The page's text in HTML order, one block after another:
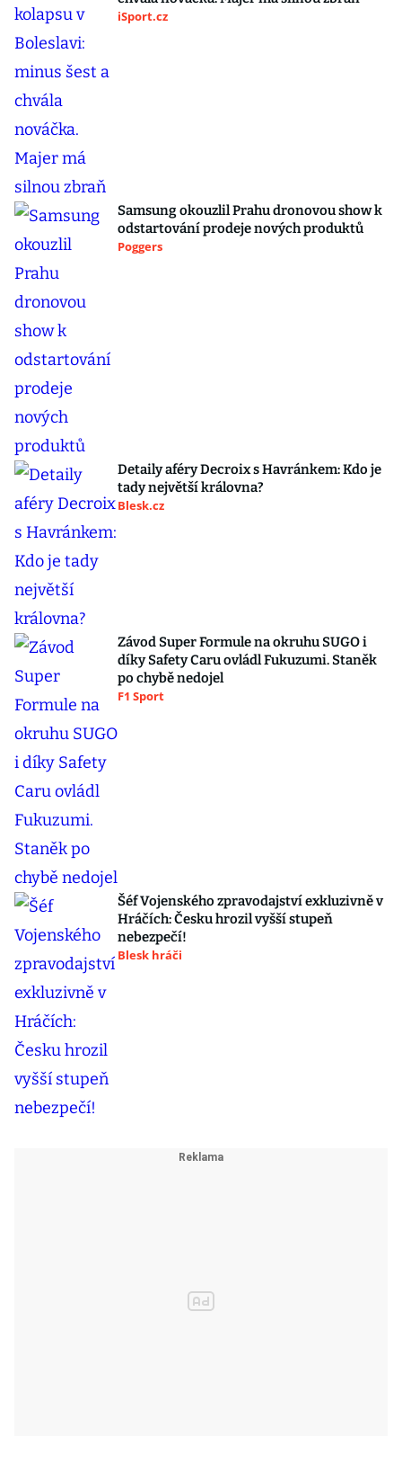
iSport.cz
Samsung okouzlil Prahu dronovou show k
odstartování prodeje nových produktů
Poggers
Detaily aféry Decroix s Havránkem: Kdo je
tady největší královna?
Blesk.cz
Závod Super Formule na okruhu SUGO i
díky Safety Caru ovládl Fukuzumi. Staněk
po chybě nedojel
F1 Sport
Šéf Vojenského zpravodajství exkluzivně v
Hráčích: Česku hrozil vyšší stupeň
nebezpečí!
Blesk hráči